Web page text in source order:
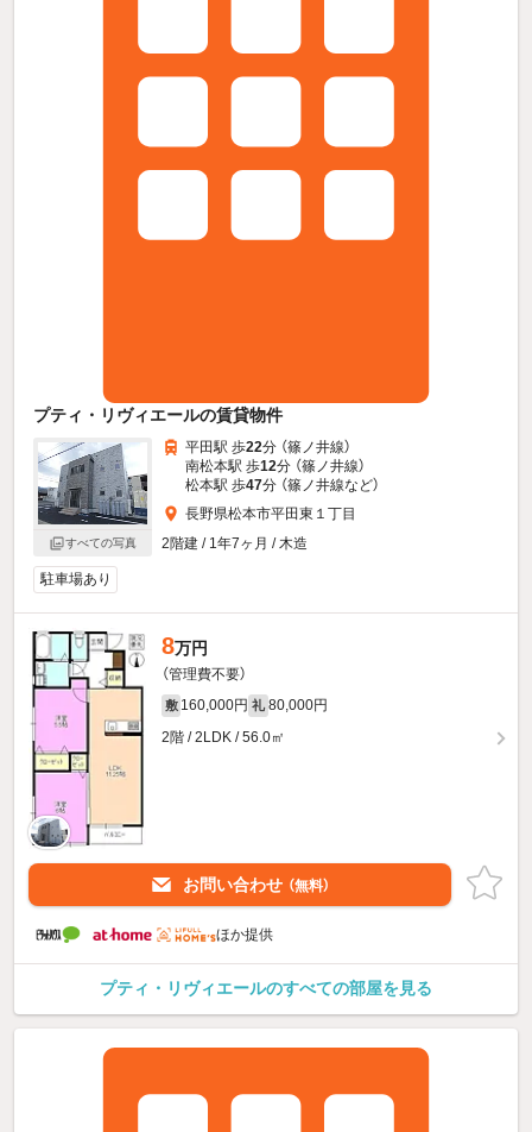
プティ・リヴィエールの賃貸物件
すべての写真
平田駅 歩22分 （篠ノ井線）
南松本駅 歩12分 （篠ノ井線）
松本駅 歩47分 （篠ノ井線など）
長野県松本市平田東１丁目
2階建 / 1年7ヶ月 / 木造
駐車場あり
8万円
（管理費不要）
敷 160,000円 礼 80,000円
2階 / 2LDK / 56.0㎡
お問い合わせ （無料）
ほか提供
プティ・リヴィエールのすべての部屋を見る